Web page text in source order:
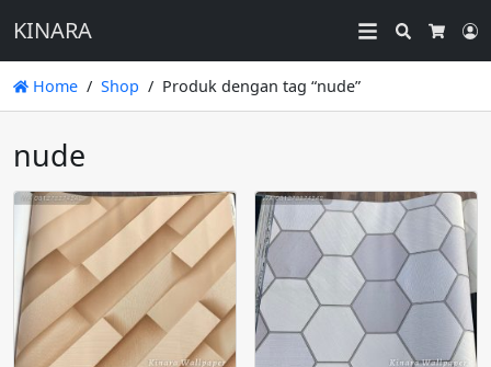
KINARA
Search
Home Shop Produk dengan tag “nude”
nude